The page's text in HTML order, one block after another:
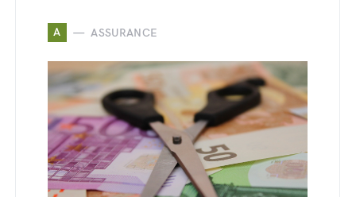
A ASSURANCE